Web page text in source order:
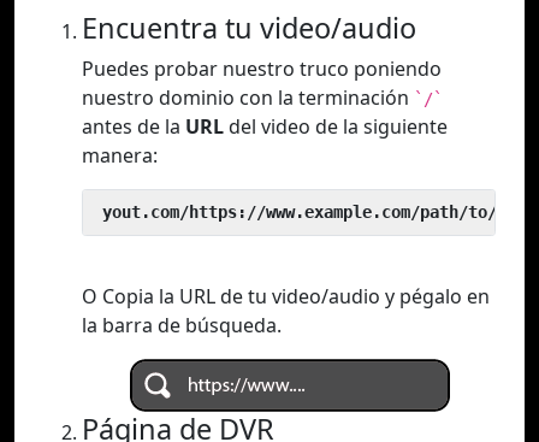
Encuentra tu video/audio
Puedes probar nuestro truco poniendo
nuestro dominio con la terminación `/`
antes de la URLdel video de la siguiente
manera:
yout.com/https://www.example.com/path/to/
O Copia la URL de tu video/audio y pégalo en
la barra de búsqueda.
Página de DVR